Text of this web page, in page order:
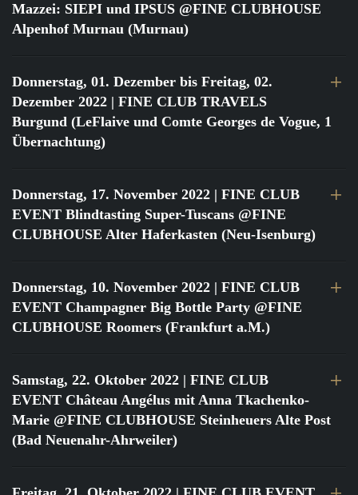
Mazzei: SIEPI und IPSUS @FINE CLUBHOUSE
Alpenhof Murnau (Murnau)
Donnerstag, 01. Dezember bis Freitag, 02.
Dezember 2022 | FINE CLUB TRAVELS
Burgund (LeFlaive und Comte Georges de Vogue, 1
Übernachtung)
Donnerstag, 17. November 2022 | FINE CLUB
EVENT Blindtasting Super-Tuscans @FINE
CLUBHOUSE Alter Haferkasten (Neu-Isenburg)
Donnerstag, 10. November 2022 | FINE CLUB
EVENT Champagner Big Bottle Party @FINE
CLUBHOUSE Roomers (Frankfurt a.M.)
Samstag, 22. Oktober 2022 | FINE CLUB
EVENT Château Angélus mit Anna Tkachenko-
Marie @FINE CLUBHOUSE Steinheuers Alte Post
(Bad Neuenahr-Ahrweiler)